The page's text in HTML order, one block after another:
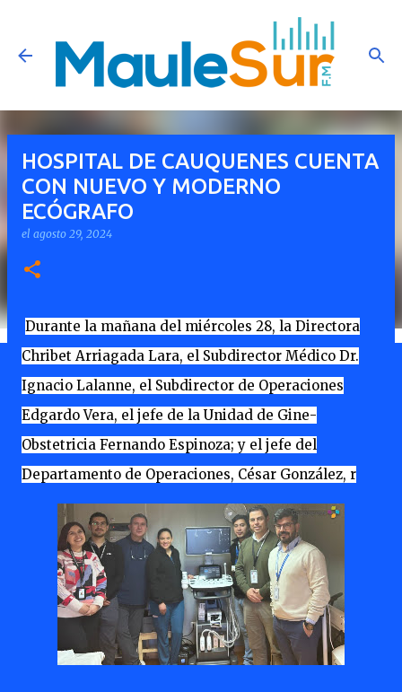
Ir al contenido principal
HOSPITAL DE CAUQUENES CUENTA
CON NUEVO Y MODERNO
ECÓGRAFO
el agosto 29, 2024
Durante la mañana del miércoles 28, la Directora
Chribet Arriagada Lara, el Subdirector Médico Dr.
Ignacio Lalanne, el Subdirector de Operaciones
Edgardo Vera, el jefe de la Unidad de Gine-
Obstetricia Fernando Espinoza; y el jefe del
Departamento de Operaciones, César González, r